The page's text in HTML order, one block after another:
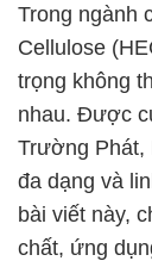
Trong ngành
Cellulose
trọng không
nhau. Được
Trường Phát,
đa dạng và
bài viết này,
chất, ứng